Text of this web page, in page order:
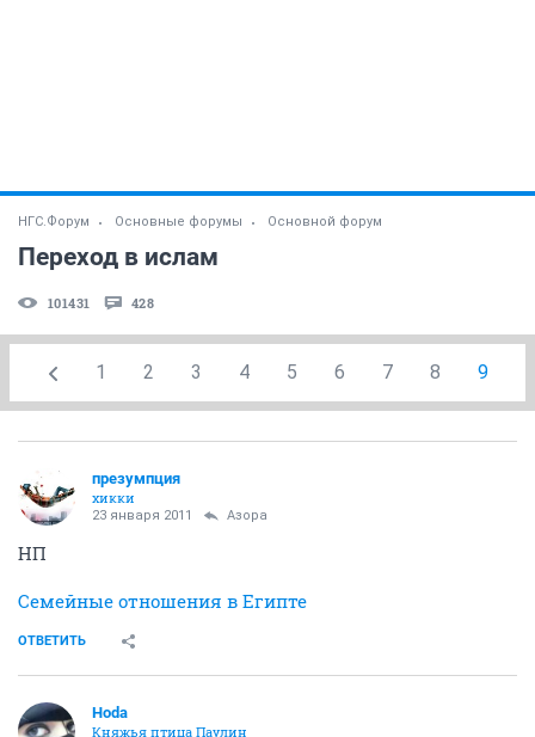
НГС.Форум Основные форумы Основной форум
Переход в ислам
101431 428
1 2 3 4 5 6 7 8 9
презумпция
хикки
23 января 2011 Азора
НП
Семейные отношения в Египте
ОТВЕТИТЬ
Hoda
Княжья птица Паулин